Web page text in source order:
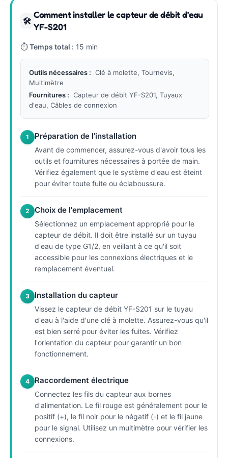
🛠
Comment installer le capteur de débit d'eau
YF-S201
⏱Temps total : 15 min
Outils nécessaires : Clé à molette, Tournevis,
Multimètre
Fournitures : Capteur de débit YF-S201, Tuyaux
d'eau, Câbles de connexion
1 Préparation de l'installation
Avant de commencer, assurez-vous d'avoir tous les
outils et fournitures nécessaires à portée de main.
Vérifiez également que le système d'eau est éteint
pour éviter toute fuite ou éclaboussure.
2 Choix de l'emplacement
Sélectionnez un emplacement approprié pour le
capteur de débit. Il doit être installé sur un tuyau
d'eau de type G1/2, en veillant à ce qu'il soit
accessible pour les connexions électriques et le
remplacement éventuel.
3 Installation du capteur
Vissez le capteur de débit YF-S201 sur le tuyau
d'eau à l'aide d'une clé à molette. Assurez-vous qu'il
est bien serré pour éviter les fuites. Vérifiez
l'orientation du capteur pour garantir un bon
fonctionnement.
4 Raccordement électrique
Connectez les fils du capteur aux bornes
d'alimentation. Le fil rouge est généralement pour le
positif (+), le fil noir pour le négatif (-) et le fil jaune
pour le signal. Utilisez un multimètre pour vérifier les
connexions.